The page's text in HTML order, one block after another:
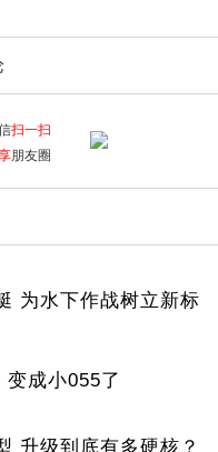
扫一扫
朋友圈
为水下作战树立新标
成小055了
升级到底有多硬核？